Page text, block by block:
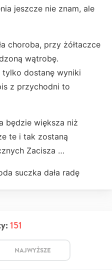
jeszcze nie znam, ale
choroba, przy żółtaczce
wątrobę.
dostanę wyniki
z przychodni to
będzie większa niż
te i tak zostaną
Zacisza …
suczka dała radę
151
NAJWYŻSZE